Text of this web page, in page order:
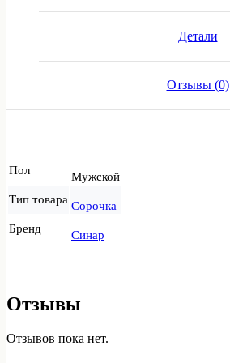
Детали
Отзывы (0)
Пол
Мужской
Тип товара Сорочка
Бренд
Синар
Отзывы
Отзывов пока нет.